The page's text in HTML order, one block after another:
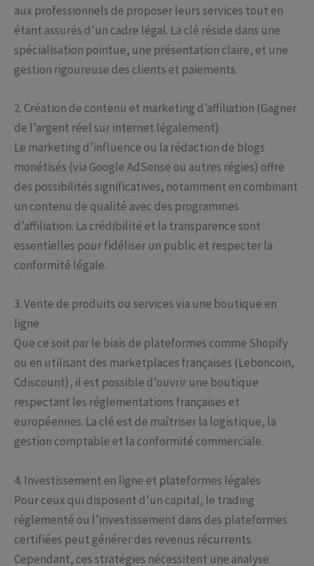
aux professionnels de proposer leurs services tout en
étant assurés d’un cadre légal. La clé réside dans une
spécialisation pointue, une présentation claire, et une
gestion rigoureuse des clients et paiements.
2. Création de contenu et marketing d’affiliation (Gagner
de l’argent réel sur internet légalement)
Le marketing d’influence ou la rédaction de blogs
monétisés (via Google AdSense ou autres régies) offre
des possibilités significatives, notamment en combinant
un contenu de qualité avec des programmes
d’affiliation. La crédibilité et la transparence sont
essentielles pour fidéliser un public et respecter la
conformité légale.
3. Vente de produits ou services via une boutique en
ligne
Que ce soit par le biais de plateformes comme Shopify
ou en utilisant des marketplaces françaises (Leboncoin,
Cdiscount), il est possible d’ouvrir une boutique
respectant les réglementations françaises et
européennes. La clé est de maîtriser la logistique, la
gestion comptable et la conformité commerciale.
4. Investissement en ligne et plateformes légales
Pour ceux qui disposent d’un capital, le trading
réglementé ou l’investissement dans des plateformes
certifiées peut générer des revenus récurrents.
Cependant, ces stratégies nécessitent une analyse